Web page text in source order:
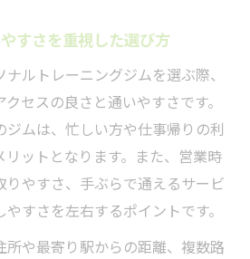
すさを重視した選び方
ルトレーニングジムを選ぶ際、
セスの良さと通いやすさです。
ムは、忙しい方や仕事帰りの利
ットとなります。また、営業時
りやすさ、手ぶらで通えるサービ
すさを左右するポイントです。
所や最寄り駅からの距離、複数路